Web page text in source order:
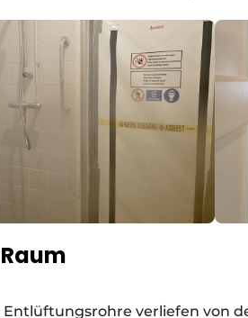
verliefen von